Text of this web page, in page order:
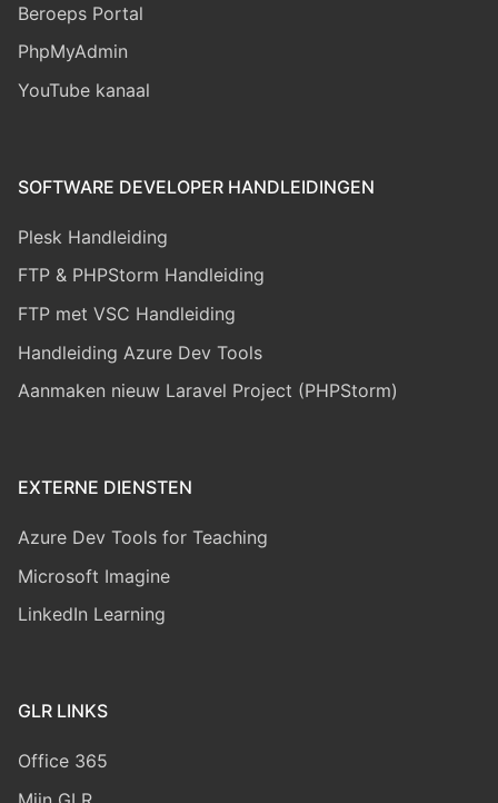
Beroeps Portal
PhpMyAdmin
YouTube kanaal
SOFTWARE DEVELOPER HANDLEIDINGEN
Plesk Handleiding
FTP & PHPStorm Handleiding
FTP met VSC Handleiding
Handleiding Azure Dev Tools
Aanmaken nieuw Laravel Project (PHPStorm)
EXTERNE DIENSTEN
Azure Dev Tools for Teaching
Microsoft Imagine
LinkedIn Learning
GLR LINKS
Office 365